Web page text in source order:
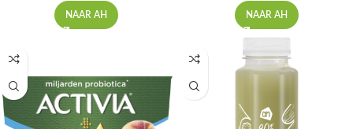
NAAR AH NAAR AH